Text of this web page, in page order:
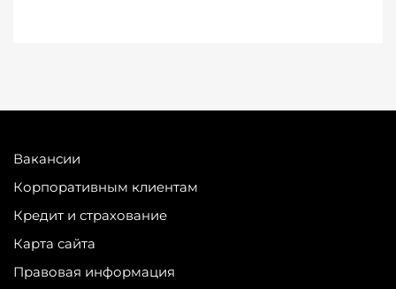
Вакансии
Корпоративным клиентам
Кредит и страхование
Карта сайта
Правовая информация